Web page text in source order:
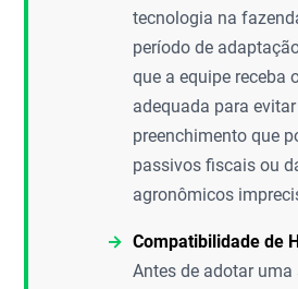
tecnologia na
período de
que a equipe receba
adequada para
preenchimento que
passivos fiscais ou
agronômicos
Compatibilidade de
Antes de adotar uma